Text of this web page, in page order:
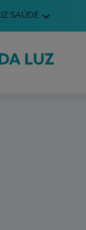
SAÚDE
de Olhão